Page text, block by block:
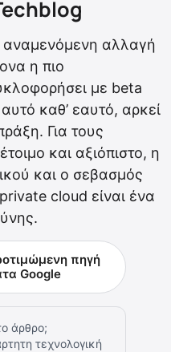
αναμενόμενη αλλαγή
η πιο
με beta
καθ’ εαυτό, αρκεί
Για τους
και αξιόπιστο, η
και ο σεβασμός
cloud είναι ένα
πηγή
Google
άρθρο;
τεχνολογική